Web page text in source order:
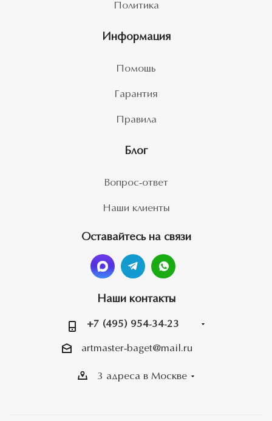
Политика
Информация
Помощь
Гарантия
Правила
Блог
Вопрос-ответ
Наши клиенты
Оставайтесь на связи
Наши контакты
+7 (495) 954-34-23
artmaster-baget@mail.ru
3 адреса в Москве